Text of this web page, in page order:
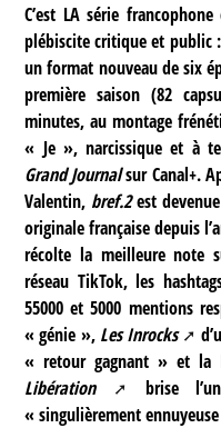
C’est LA série
plébiscite critique et public
un format nouveau de six
première saison (82
minutes, au montage
« Je », narcissique et à
Grand Journalsur Canal+.
Valentin, bref.2est
originale française depuis
récolte la meilleure note
réseau TikTok, les
55000 et 5000 mentions
« génie », Les Inrocks
« retour gagnant » et la
Libération
brise
« singulièrement